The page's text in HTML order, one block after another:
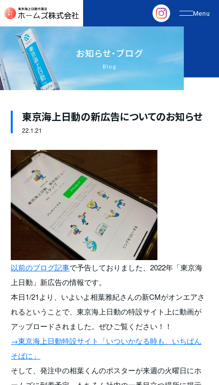
お知らせ・ブログ
Blog
東京海上日動の新広告についてのお知らせ
22.1.21
以前のブログ記事で予告しておりました、2022年「東京海
上日動」新広告の情報です。
本日1/21より、いよいよ相葉雅紀さんの新CMがオンエアさ
れるということで、東京海上日動の特設サイト上に動画が
アップロードされました。ぜひご覧ください！！
→東京海上日動特設サイト「いついかなる時も、いちばん
そばに」
そして、発注中の相葉くんのポスターが来週の火曜日にホ